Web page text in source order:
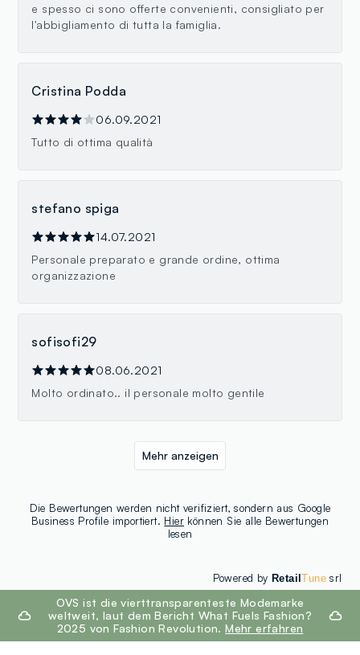
e spesso ci sono offerte convenienti, consigliato per
l'abbigliamento di tutta la famiglia.
Cristina Podda
06.09.2021
Tutto di ottima qualità
stefano spiga
14.07.2021
Personale preparato e grande ordine, ottima
organizzazione
sofisofi29
08.06.2021
Molto ordinato.. il personale molto gentile
Die Bewertungen werden nicht verifiziert, sondern aus Google
Business Profile importiert. Hier können Sie alle Bewertungen
lesen
Mehr anzeigen
Powered by RetailTunesrl
footer.ariatitleOVS ist die vierttransparenteste Modemarke
weltweit, laut dem Bericht What Fuels Fashion?
2025 von Fashion Revolution.Mehr erfahren